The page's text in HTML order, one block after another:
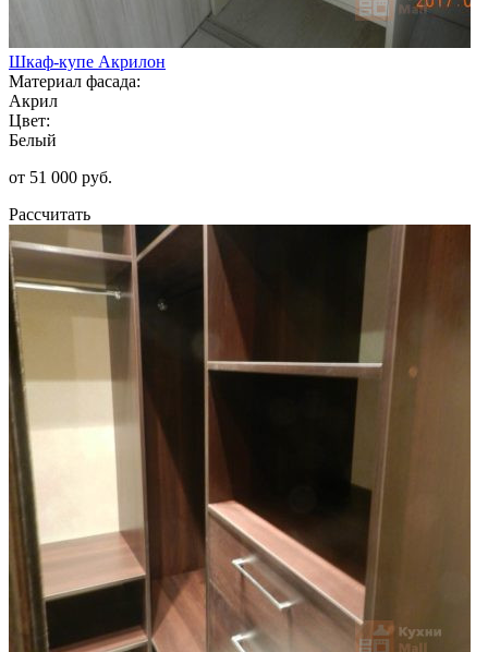
Шкаф-купе Акрилон
Материал фасада:
Акрил
Цвет:
Белый
от 51 000 руб.
Рассчитать